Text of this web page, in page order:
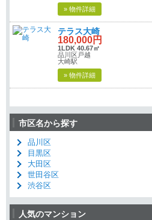
» 物件詳細
テラス大崎
180,000円
1LDK 40.67㎡
品川区戸越
大崎駅
» 物件詳細
市区名から探す
品川区
目黒区
大田区
世田谷区
渋谷区
人気のマンション